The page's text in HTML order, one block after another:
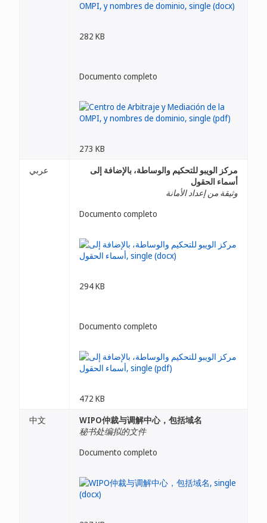
282 KB
Documento completo
273 KB
عربي
مركز الويبو للتحكيم والوساطة، بالإضافة إلى
أسماء الحقول
وثيقة من إعداد الأمانة
Documento completo
294 KB
Documento completo
472 KB
中文
WIPO仲裁与调解中心，包括域名
秘书处编拟的文件
Documento completo